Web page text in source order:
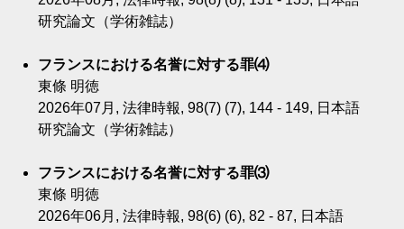
研究論文（学術雑誌）
フランスにおける名誉に対する罪⑷
東條 明徳
2026年07月, 法律時報, 98(7) (7), 144 - 149, 日本語
研究論文（学術雑誌）
フランスにおける名誉に対する罪⑶
東條 明徳
2026年06月, 法律時報, 98(6) (6), 82 - 87, 日本語